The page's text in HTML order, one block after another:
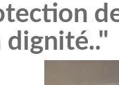
dignité.."